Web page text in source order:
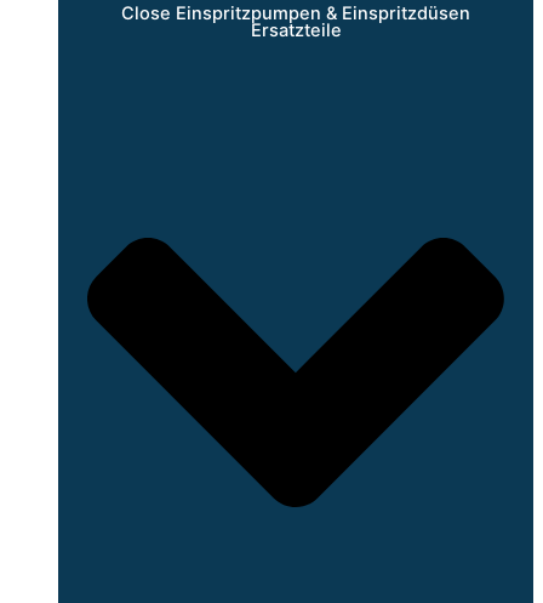
Close Einspritzpumpen & Einspritzdüsen
Ersatzteile